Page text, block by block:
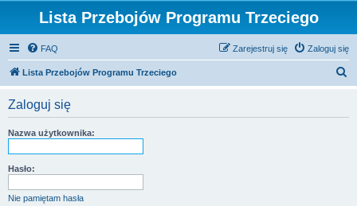
Lista Przebojów Programu Trzeciego
FAQ Zaloguj się
Zarejestruj się
Lista Przebojów Programu Trzeciego
Zaloguj się
Nazwa użytkownika:
Hasło:
Nie pamiętam hasła